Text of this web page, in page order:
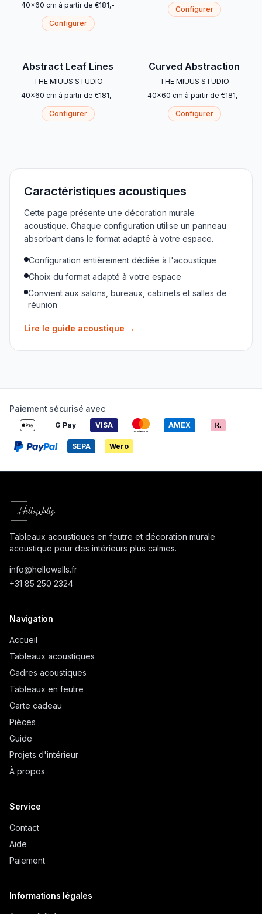
40x60 cm à partir de €181,-
Configurer
Configurer
Abstract Leaf Lines
THE MIUUS STUDIO
40x60 cm à partir de €181,-
Configurer
Curved Abstraction
THE MIUUS STUDIO
40x60 cm à partir de €181,-
Configurer
Caractéristiques acoustiques
Cette page présente une décoration murale
acoustique. Chaque configuration utilise un panneau
absorbant dans le format adapté à votre espace.
Configuration entièrement dédiée à l'acoustique
Choix du format adapté à votre espace
Convient aux salons, bureaux, cabinets et salles de
réunion
Lire le guide acoustique →
Paiement sécurisé avec
G Pay VISA AMEX
SEPA Wero
Tableaux acoustiques en feutre et décoration murale
acoustique pour des intérieurs plus calmes.
info@hellowalls.fr
+31 85 250 2324
Navigation
Accueil
Tableaux acoustiques
Cadres acoustiques
Tableaux en feutre
Carte cadeau
Pièces
Guide
Projets d'intérieur
À propos
Service
Contact
Aide
Paiement
Informations légales